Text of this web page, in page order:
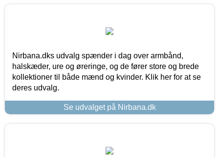
Nirbana.dks udvalg spænder i dag over armbånd,
halskæder, ure og øreringe, og de fører store og brede
kollektioner til både mænd og kvinder. Klik her for at se
deres udvalg.
Se udvalget på Nirbana.dk